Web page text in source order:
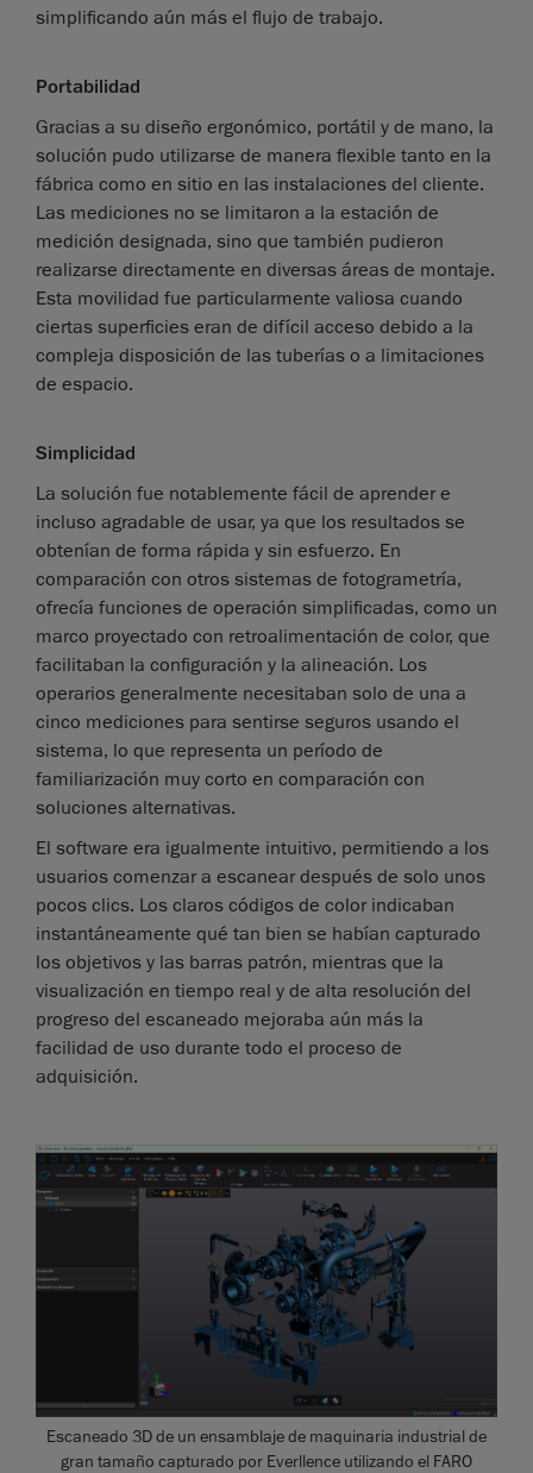
simplificando aún más el flujo de trabajo.
Portabilidad
Gracias a su diseño ergonómico, portátil y de mano, la
solución pudo utilizarse de manera flexible tanto en la
fábrica como en sitio en las instalaciones del cliente.
Las mediciones no se limitaron a la estación de
medición designada, sino que también pudieron
realizarse directamente en diversas áreas de montaje.
Esta movilidad fue particularmente valiosa cuando
ciertas superficies eran de difícil acceso debido a la
compleja disposición de las tuberías o a limitaciones
de espacio.
Simplicidad
La solución fue notablemente fácil de aprender e
incluso agradable de usar, ya que los resultados se
obtenían de forma rápida y sin esfuerzo. En
comparación con otros sistemas de fotogrametría,
ofrecía funciones de operación simplificadas, como un
marco proyectado con retroalimentación de color, que
facilitaban la configuración y la alineación. Los
operarios generalmente necesitaban solo de una a
cinco mediciones para sentirse seguros usando el
sistema, lo que representa un período de
familiarización muy corto en comparación con
soluciones alternativas.
El software era igualmente intuitivo, permitiendo a los
usuarios comenzar a escanear después de solo unos
pocos clics. Los claros códigos de color indicaban
instantáneamente qué tan bien se habían capturado
los objetivos y las barras patrón, mientras que la
visualización en tiempo real y de alta resolución del
progreso del escaneado mejoraba aún más la
facilidad de uso durante todo el proceso de
adquisición.
Escaneado 3D de un ensamblaje de maquinaria industrial de
gran tamaño capturado por Everllence utilizando el FARO